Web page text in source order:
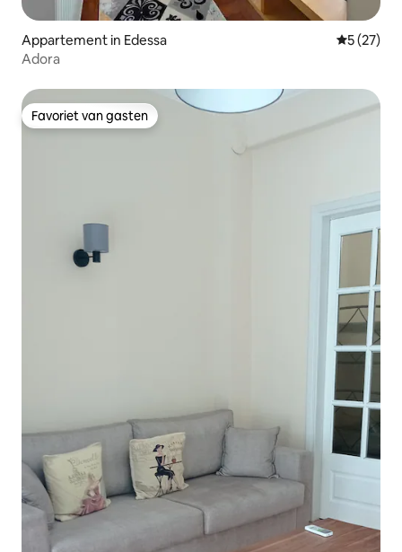
Appartement in Edessa
5 (27)
Adora
Favoriet van gasten
Favoriet van gasten